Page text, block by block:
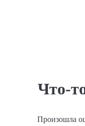
Что-
Произошла